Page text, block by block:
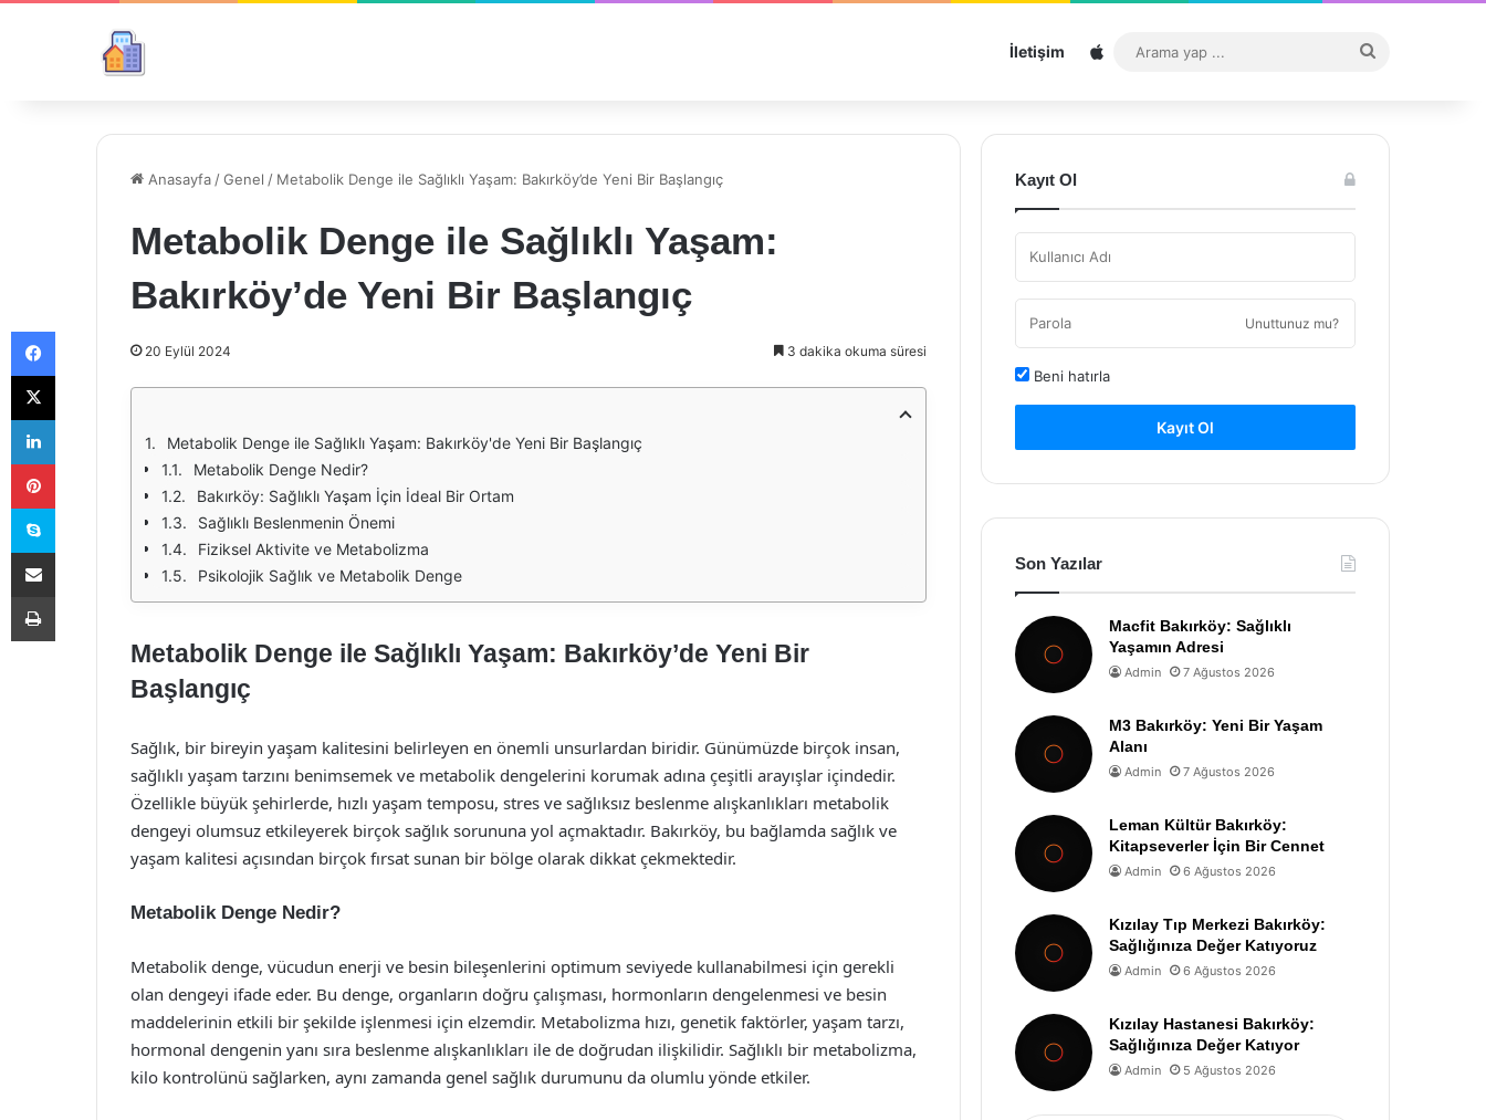
İletişim Sitemap
...
Anasayfa /Genel / Metabolik Denge ile Sağlıklı Yaşam: Bakırköy’de Yeni Bir Başlangıç
Metabolik Denge ile Sağlıklı Yaşam:
Bakırköy’de Yeni Bir Başlangıç
20 Eylül 2024 3 dakika okuma süresi
Metabolik Denge ile Sağlıklı Yaşam: Bakırköy'de Yeni Bir Başlangıç
Metabolik Denge Nedir?
Bakırköy: Sağlıklı Yaşam İçin İdeal Bir Ortam
Sağlıklı Beslenmenin Önemi
Fiziksel Aktivite ve Metabolizma
Psikolojik Sağlık ve Metabolik Denge
Metabolik Denge ile Sağlıklı Yaşam: Bakırköy’de Yeni Bir
Başlangıç
Sağlık, bir bireyin yaşam kalitesini belirleyen en önemli unsurlardan biridir. Günümüzde birçok insan,
sağlıklı yaşam tarzını benimsemek ve metabolik dengelerini korumak adına çeşitli arayışlar içindedir.
Özellikle büyük şehirlerde, hızlı yaşam temposu, stres ve sağlıksız beslenme alışkanlıkları metabolik
dengeyi olumsuz etkileyerek birçok sağlık sorununa yol açmaktadır. Bakırköy, bu bağlamda sağlık ve
yaşam kalitesi açısından birçok fırsat sunan bir bölge olarak dikkat çekmektedir.
Metabolik Denge Nedir?
Metabolik denge, vücudun enerji ve besin bileşenlerini optimum seviyede kullanabilmesi için gerekli
olan dengeyi ifade eder. Bu denge, organların doğru çalışması, hormonların dengelenmesi ve besin
maddelerinin etkili bir şekilde işlenmesi için elzemdir. Metabolizma hızı, genetik faktörler, yaşam tarzı,
hormonal dengenin yanı sıra beslenme alışkanlıkları ile de doğrudan ilişkilidir. Sağlıklı bir metabolizma,
kilo kontrolünü sağlarken, aynı zamanda genel sağlık durumunu da olumlu yönde etkiler.
Kayıt Ol
Unuttunuz mu?
Beni hatırla
Kayıt Ol
Son Yazılar
Macfit Bakırköy: Sağlıklı
Yaşamın Adresi
Admin 7 Ağustos 2026
M3 Bakırköy: Yeni Bir Yaşam
Alanı
Admin 7 Ağustos 2026
Leman Kültür Bakırköy:
Kitapseverler İçin Bir Cennet
Admin 6 Ağustos 2026
Kızılay Tıp Merkezi Bakırköy:
Sağlığınıza Değer Katıyoruz
Admin 6 Ağustos 2026
Kızılay Hastanesi Bakırköy:
Sağlığınıza Değer Katıyor
Admin 5 Ağustos 2026
Facebook
X
LinkedIn
Pinterest
Skype
E-Posta ile paylaş